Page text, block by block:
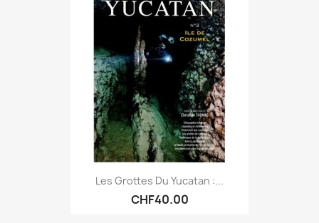
Les Grottes Du Yucatan :...
CHF40.00